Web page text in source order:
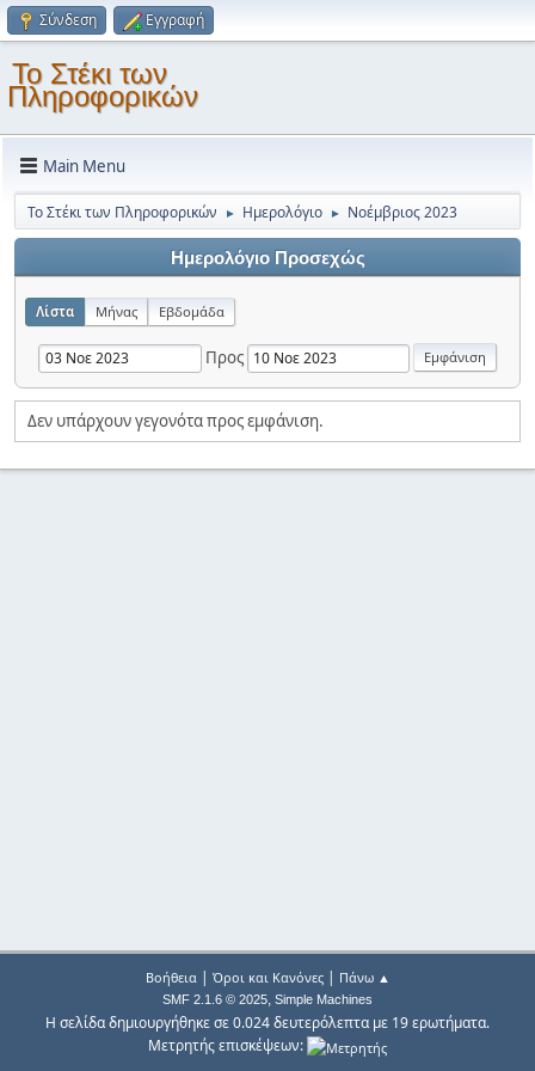
Σύνδεση Εγγραφή
Το Στέκι των
Πληροφορικών
Main Menu
Το Στέκι των Πληροφορικών ► Ημερολόγιο ► Νοέμβριος 2023
Ημερολόγιο Προσεχώς
Λίστα Μήνας Εβδομάδα
Προς
Δεν υπάρχουν γεγονότα προς εμφάνιση.
Βοήθεια| Όροι και Κανόνες| Πάνω ▲
SMF 2.1.6 © 2025, Simple Machines
Η σελίδα δημιουργήθηκε σε 0.024 δευτερόλεπτα με 19 ερωτήματα.
Μετρητής επισκέψεων: